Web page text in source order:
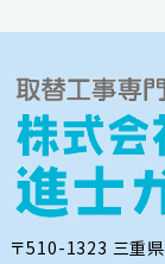
〒510-1323 三重